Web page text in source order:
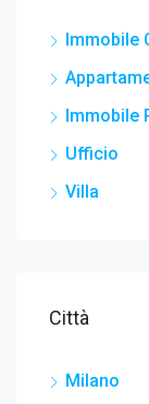
Immobile
Immobile
Ufficio
Villa
Città
Milano